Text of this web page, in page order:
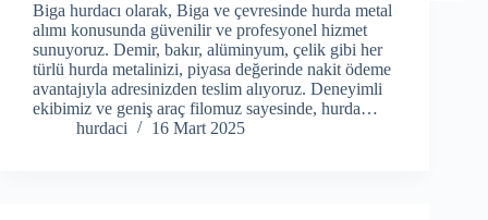
Biga hurdacı olarak, Biga ve çevresinde hurda metal
alımı konusunda güvenilir ve profesyonel hizmet
sunuyoruz. Demir, bakır, alüminyum, çelik gibi her
türlü hurda metalinizi, piyasa değerinde nakit ödeme
avantajıyla adresinizden teslim alıyoruz. Deneyimli
ekibimiz ve geniş araç filomuz sayesinde, hurda…
hurdaci
16 Mart 2025